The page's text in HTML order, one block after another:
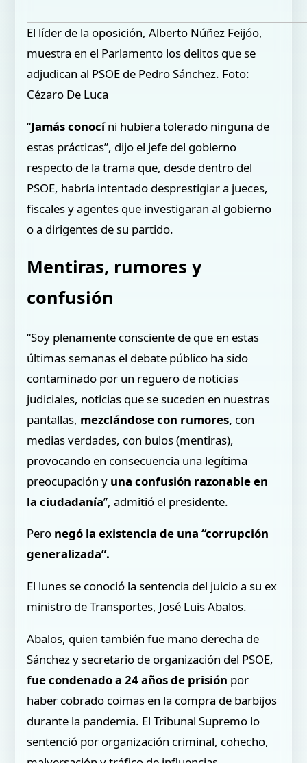
El líder de la oposición, Alberto Núñez Feijóo,
muestra en el Parlamento los delitos que se
adjudican al PSOE de Pedro Sánchez. Foto:
Cézaro De Luca
“Jamás conocíni hubiera tolerado ninguna de
estas prácticas”, dijo el jefe del gobierno
respecto de la trama que, desde dentro del
PSOE, habría intentado desprestigiar a jueces,
fiscales y agentes que investigaran al gobierno
o a dirigentes de su partido.
Mentiras, rumores y
confusión
“Soy plenamente consciente de que en estas
últimas semanas el debate público ha sido
contaminado por un reguero de noticias
judiciales, noticias que se suceden en nuestras
pantallas, mezclándose con rumores, con
medias verdades, con bulos (mentiras),
provocando en consecuencia una legítima
preocupación y una confusión razonable en
la ciudadanía”, admitió el presidente.
Pero negó la existencia de una “corrupción
generalizada”.
El lunes se conoció la sentencia del juicio a su ex
ministro de Transportes, José Luis Abalos.
Abalos, quien también fue mano derecha de
Sánchez y secretario de organización del PSOE,
fue condenado a 24 años de prisión por
haber cobrado coimas en la compra de barbijos
durante la pandemia. El Tribunal Supremo lo
sentenció por organización criminal, cohecho,